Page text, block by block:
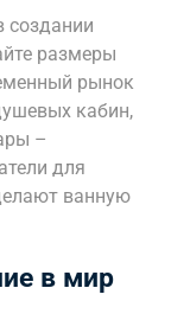
создании
размеры
рынок
кабин,
–
для
ванную
в мир